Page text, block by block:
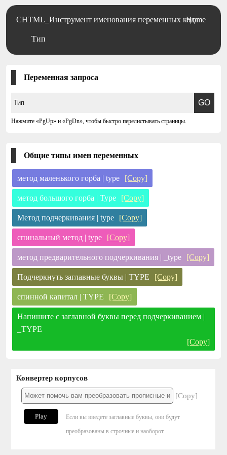
CHTML_Инструмент именования переменных кода
Тип
Home
Переменная запроса
Нажмите «PgUp» и «PgDn», чтобы быстро перелистывать страницы.
Общие типы имен переменных
метод маленького горба | type [Copy]
метод большого горба | Type [Copy]
Метод подчеркивания | type [Copy]
спинальный метод | type [Copy]
метод предварительного подчеркивания | _type [Copy]
Подчеркнуть заглавные буквы | TYPE [Copy]
спинной капитал | TYPE [Copy]
Напишите с заглавной буквы перед подчеркиванием |
_TYPE
[Copy]
Конвертер корпусов
[Copy]
Play
Если вы введете заглавные буквы, они будут
преобразованы в строчные и наоборот.